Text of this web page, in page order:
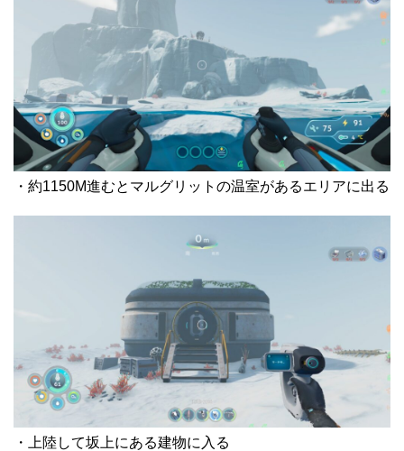
・約1150M進むとマルグリットの温室があるエリアに出る
・上陸して坂上にある建物に入る